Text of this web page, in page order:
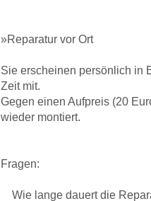
»Reparatur vor Ort
Sie erscheinen persönlich in
Zeit mit.
Gegen einen Aufpreis (20
wieder montiert.
Fragen:
Wie lange dauert die